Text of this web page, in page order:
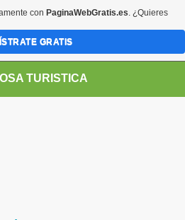
TURISTICA
con PaginaWebGratis.es. ¿Quieres
GRATIS